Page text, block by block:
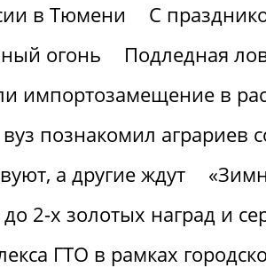
в Тюмени
С
огонь
Подледная
импортозамещение в
познакомил аграриев
а другие ждут
до 2-х золотых наград и
ГТО в рамках